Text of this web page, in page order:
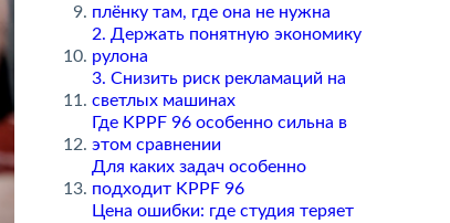
плёнку там, где она не нужна
2. Держать понятную экономику
рулона
3. Снизить риск рекламаций на
светлых машинах
Где KPPF 96 особенно сильна
этом сравнении
Для каких задач особенно
подходит KPPF 96
Цена ошибки: где студия теряет